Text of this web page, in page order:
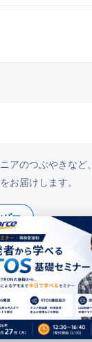
アのつぶやきなど、
お届けします。
バー
す。